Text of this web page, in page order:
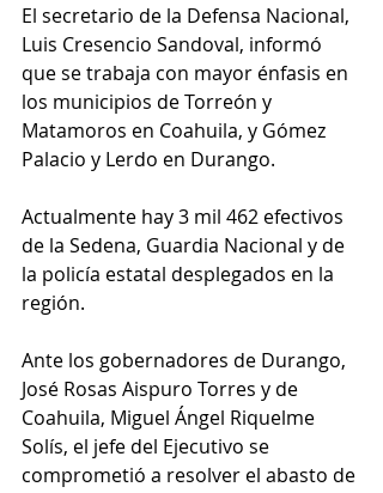
El secretario de la Defensa Nacional,
Luis Cresencio Sandoval, informó
que se trabaja con mayor énfasis en
los municipios de Torreón y
Matamoros en Coahuila, y Gómez
Palacio y Lerdo en Durango.
Actualmente hay 3 mil 462 efectivos
de la Sedena, Guardia Nacional y de
la policía estatal desplegados en la
región.
Ante los gobernadores de Durango,
José Rosas Aispuro Torres y de
Coahuila, Miguel Ángel Riquelme
Solís, el jefe del Ejecutivo se
comprometió a resolver el abasto de